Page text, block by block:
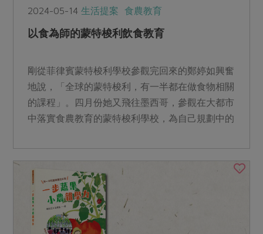
2024-05-14生活提案 食農教育
以食為師的蒙特梭利飲食教育
剛從菲律賓蒙特梭利學校參觀完回來的鄭婷如興奮
地說，「全球的蒙特梭利，有一半都在做食物相關
的課程」。四月份她又飛往墨西哥，參觀在大都市
中落實食農教育的蒙特梭利學校，為自己規劃中的
的每個面向」，回應了蒙特梭利教育理念強調的感